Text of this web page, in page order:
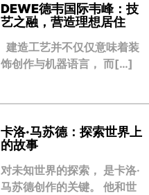
DEWE德韦国际韦峰：技
艺之融，营造理想居住
建造工艺并不仅仅意味着装
饰创作与机器语言， 而[…]
卡洛·马苏德：探索世界上
的故事
对未知世界的探索， 是卡洛·
马苏德创作的关键。 他和世